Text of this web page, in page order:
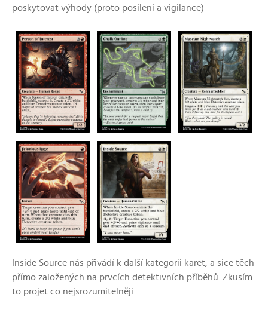
poskytovat výhody (proto posílení a vigilance)
Inside Source nás přivádí k další kategorii karet, a sice těch
přímo založených na prvcích detektivních příběhů. Zkusím
to projet co nejsrozumitelněji: